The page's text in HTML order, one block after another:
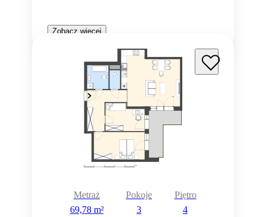
Zobacz więcej
Metraż
69,78 m²
Pokoje
3
Piętro
4